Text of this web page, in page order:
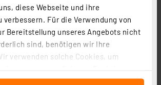
diese Webseite und ihre
verbessern. Für die Verwendung von
Bereitstellung unseres Angebots nicht
sind, benötigen wir Ihre
verwenden solche Cookies, um
anbieten zu können und die Zugriffe
Statt210,95 € **
inkl. MwSt.
Informationen zu Versandkosten